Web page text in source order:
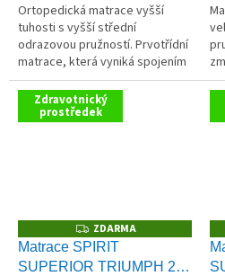
Ortopedická matrace vyšší
tuhosti s vyšší střední
odrazovou pružností. Prvotřídní
matrace, která vyniká spojením
pružnosti, paměťového efektu
a mimořádného komfortu.
Zdravotnický
prostředek
Z
D
A
R
ZDARMA
Matrace SPIRIT
SUPERIOR TRIUMPH 25